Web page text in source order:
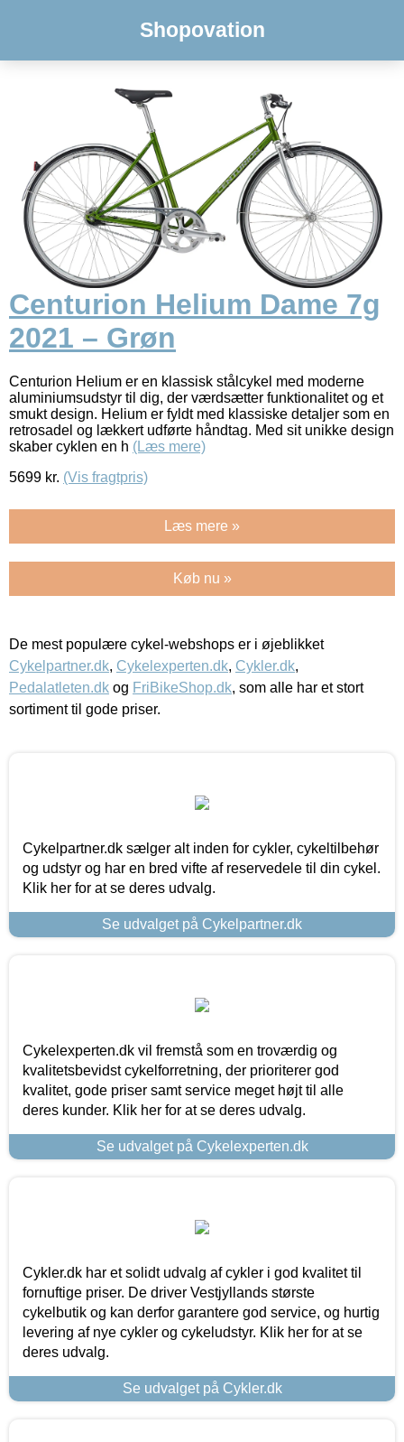
Shopovation
Centurion Helium Dame 7g
2021 – Grøn
Centurion Helium er en klassisk stålcykel med moderne
aluminiumsudstyr til dig, der værdsætter funktionalitet og et
smukt design. Helium er fyldt med klassiske detaljer som en
retrosadel og lækkert udførte håndtag. Med sit unikke design
skaber cyklen en h (Læs mere)
5699 kr. (Vis fragtpris)
Læs mere »
Køb nu »
De mest populære cykel-webshops er i øjeblikket
Cykelpartner.dk, Cykelexperten.dk, Cykler.dk,
Pedalatleten.dk og FriBikeShop.dk, som alle har et stort
sortiment til gode priser.
Cykelpartner.dk sælger alt inden for cykler, cykeltilbehør
og udstyr og har en bred vifte af reservedele til din cykel.
Klik her for at se deres udvalg.
Se udvalget på Cykelpartner.dk
Cykelexperten.dk vil fremstå som en troværdig og
kvalitetsbevidst cykelforretning, der prioriterer god
kvalitet, gode priser samt service meget højt til alle
deres kunder. Klik her for at se deres udvalg.
Se udvalget på Cykelexperten.dk
Cykler.dk har et solidt udvalg af cykler i god kvalitet til
fornuftige priser. De driver Vestjyllands største
cykelbutik og kan derfor garantere god service, og hurtig
levering af nye cykler og cykeludstyr. Klik her for at se
deres udvalg.
Se udvalget på Cykler.dk